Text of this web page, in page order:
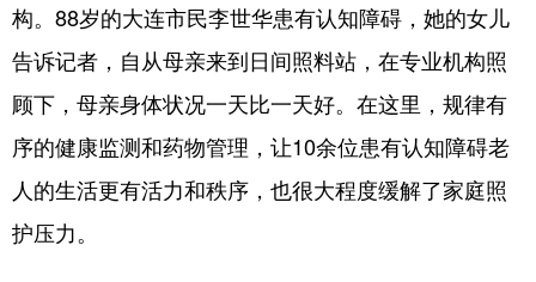
构。88岁的大连市民李世华患有认知障碍，她的女儿
告诉记者，自从母亲来到日间照料站，在专业机构照
顾下，母亲身体状况一天比一天好。在这里，规律有
序的健康监测和药物管理，让10余位患有认知障碍老
人的生活更有活力和秩序，也很大程度缓解了家庭照
护压力。